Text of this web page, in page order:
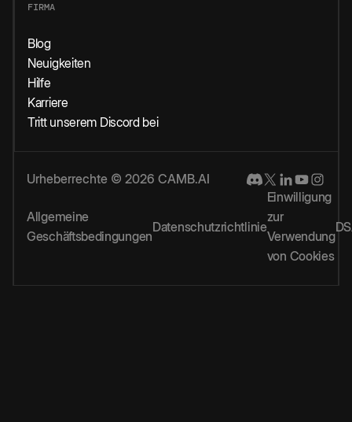
FIRMA
Blog
Neuigkeiten
Hilfe
Karriere
Tritt unserem Discord bei
Urheberrechte © 2026 CAMB.AI
Allgemeine
Geschäftsbedingungen
Datenschutzrichtlinie
Einwilligung
zur
Verwendung
von Cookies